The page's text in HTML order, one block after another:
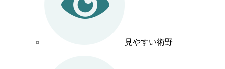
見やすい術野